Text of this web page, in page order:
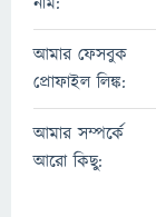
আমার ফেসবুক
প্রোফাইল লিঙ্ক:
আমার সম্পর্কে
আরো কিছু: